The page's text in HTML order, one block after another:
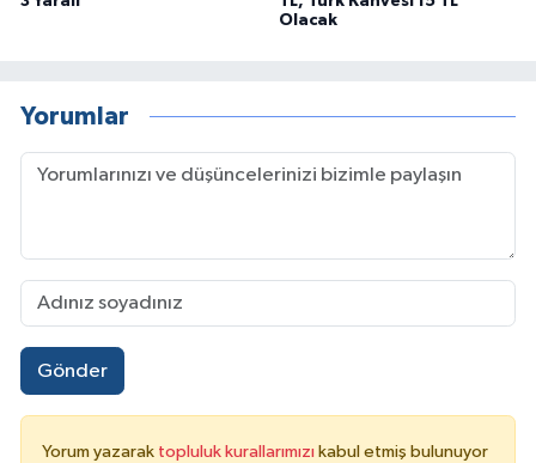
Olacak
Yorumlar
Gönder
Yorum yazarak topluluk kurallarımızı kabul etmiş bulunuyor